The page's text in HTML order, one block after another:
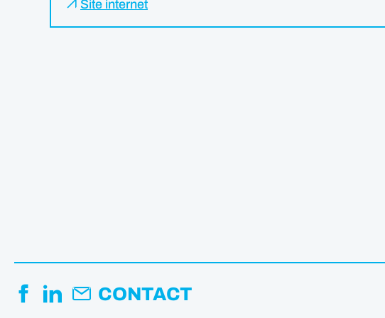
Site internet
CONTACT